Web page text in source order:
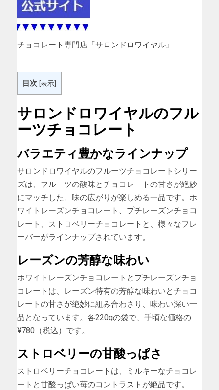
チョコレート専門店『サロンドロワイヤル』
目次 [表示]
サロンドロワイヤルのフル
ーツチョコレート
バラエティ豊かなラインナップ
サロンドロワイヤルのフルーツチョコレートシリー
ズは、フルーツの酸味とチョコレートの甘さが絶妙
にマッチした、味の広がりが楽しめる一品です。ホ
ワイトレーズンチョコレート、プチレーズンチョコ
レート、ストロベリーチョコレートと、様々なフレ
ーバーがラインナップされています。
レーズンの芳醇な味わい
ホワイトレーズンチョコレートとプチレーズンチョ
コレートは、レーズン特有の芳醇な味わいとチョコ
レートの甘さが絶妙に組み合わさり、味わい深い一
品となっています。各220gの袋で、手頃な価格の
¥780（税込）です。
ストロベリーの甘酸っぱさ
ストロベリーチョコレートは、ミルキーなチョコレ
ートと甘酸っぱい苺のコントラストが絶品です。